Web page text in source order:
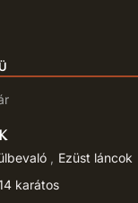
Ezüst láncok
karátos